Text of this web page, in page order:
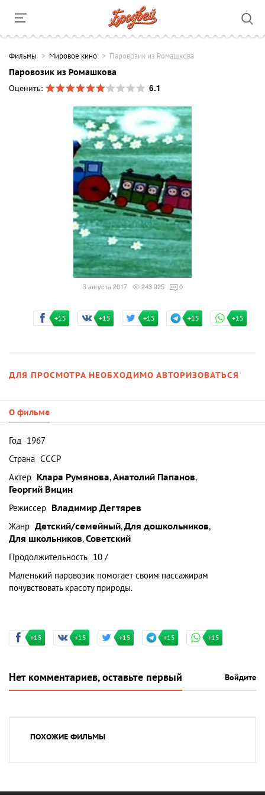
Фильмы Мировое кино Паровозик из Ромашкова
Паровозик из Ромашкова
Оценить:
6.1
3 августа 2017 243 925 0
+15 +15 +15 +15 +15
ДЛЯ ПРОСМОТРА НЕОБХОДИМО АВТОРИЗОВАТЬСЯ
О фильме
Год 1967
Страна СССР
Актер Клара Румянова,Анатолий Папанов,
Георгий Вицин
Режиссер Владимир Дегтярев
Жанр Детский/семейный,Для дошкольников,
Для школьников,Советский
Продолжительность 10 /
Маленький паровозик помогает своим пассажирам
почувствовать красоту природы.
+15 +15 +15 +15 +15
Нет комментариев, оставьте первый Войдите
ПОХОЖИЕ ФИЛЬМЫ